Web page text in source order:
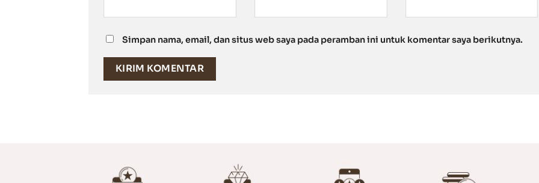
Simpan nama, email, dan situs web saya pada peramban ini untuk komentar saya berikutnya.